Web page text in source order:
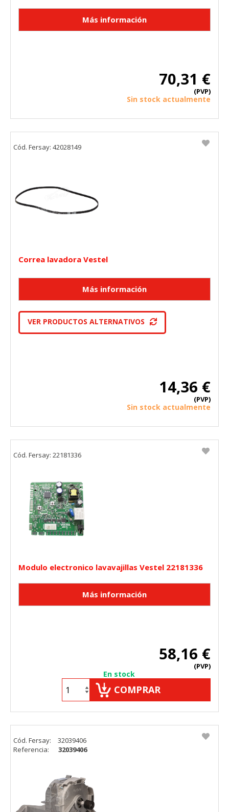
70,31 €
(PVP)
Sin stock actualmente
Correa lavadora Vestel
VER PRODUCTOS ALTERNATIVOS
14,36 €
(PVP)
Sin stock actualmente
Cód. Fersay: 42028149
Modulo electronico lavavajillas Vestel 22181336
58,16 €
(PVP)
En stock
COMPRAR
Cód. Fersay: 22181336
Cód. Fersay:
32039406
Referencia:
32039406